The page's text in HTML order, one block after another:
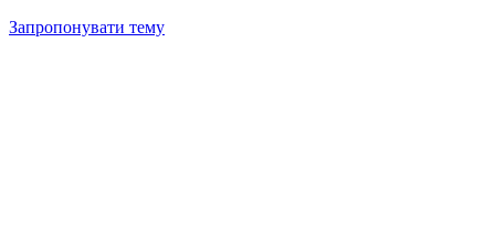
Запропонувати тему